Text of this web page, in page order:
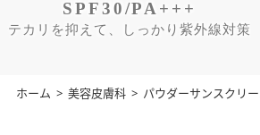
SPF30/PA+++
テカリを抑えて、しっかり紫外線対策
ホーム > 美容皮膚科> パウダーサンスクリ